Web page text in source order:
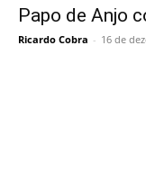
Papo de Anjo
Ricardo Cobra - 16 de